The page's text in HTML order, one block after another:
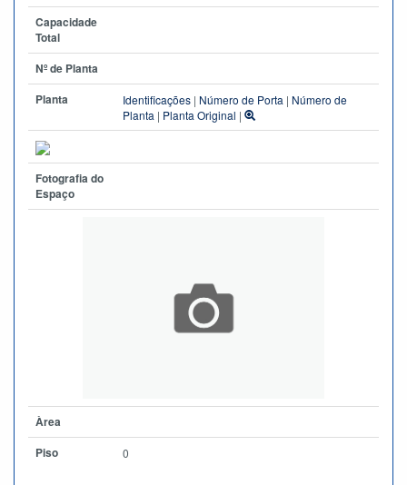
Capacidade
Total
Nº de Planta
Planta
Identificações | Número de Porta | Número de
Planta | Planta Original |
Fotografia do
Espaço
Àrea
Piso
0